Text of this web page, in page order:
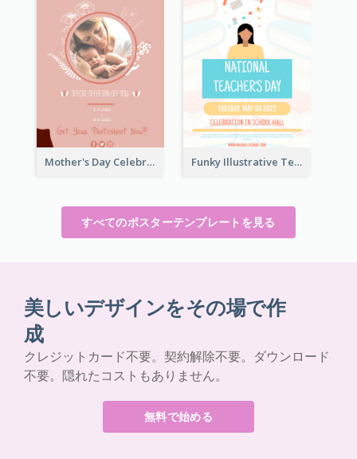
Mother's Day Celebration Poster Funky Illustrative Teacher's Day Poster Design
すべてのポスターテンプレートを見る
美しいデザインをその場で作
成
クレジットカード不要。契約解除不要。ダウンロード
不要。隠れたコストもありません。
無料で始める